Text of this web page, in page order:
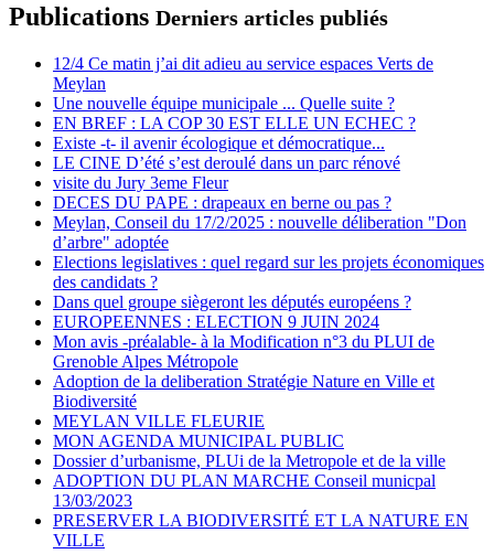
Publications Derniers articles publiés
12/4 Ce matin j’ai dit adieu au service espaces Verts de
Meylan
Une nouvelle équipe municipale ... Quelle suite ?
EN BREF : LA COP 30 EST ELLE UN ECHEC ?
Existe -t- il avenir écologique et démocratique...
LE CINE D’été s’est deroulé dans un parc rénové
visite du Jury 3eme Fleur
DECES DU PAPE : drapeaux en berne ou pas ?
Meylan, Conseil du 17/2/2025 : nouvelle déliberation "Don
d’arbre" adoptée
Elections legislatives : quel regard sur les projets économiques
des candidats ?
Dans quel groupe siègeront les députés européens ?
EUROPEENNES : ELECTION 9 JUIN 2024
Mon avis -préalable- à la Modification n°3 du PLUI de
Grenoble Alpes Métropole
Adoption de la deliberation Stratégie Nature en Ville et
Biodiversité
MEYLAN VILLE FLEURIE
MON AGENDA MUNICIPAL PUBLIC
Dossier d’urbanisme, PLUi de la Metropole et de la ville
ADOPTION DU PLAN MARCHE Conseil municpal
13/03/2023
PRESERVER LA BIODIVERSITÉ ET LA NATURE EN
VILLE